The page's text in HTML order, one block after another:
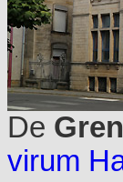
De
virum